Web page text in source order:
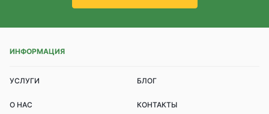
ИНФОРМАЦИЯ
УСЛУГИ БЛОГ
О НАС КОНТАКТЫ